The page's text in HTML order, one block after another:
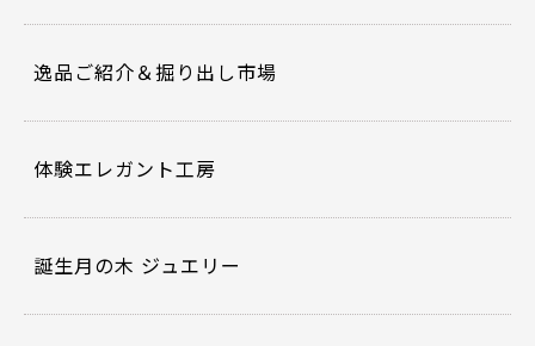
逸品ご紹介＆掘り出し市場
体験エレガント工房
誕生月の木 ジュエリー